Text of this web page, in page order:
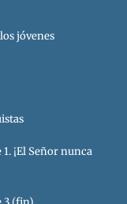
jóvenes
¡El Señor nunca